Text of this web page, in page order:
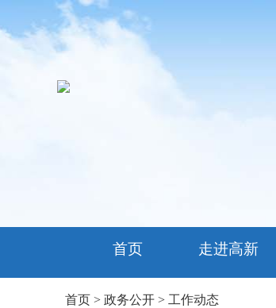
首页 走进高新
首页 > 政务公开 > 工作动态